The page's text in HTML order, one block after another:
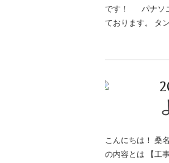
です！ パナソニ
ております。 タ
こんにちは！ 桑
の内容とは 【工